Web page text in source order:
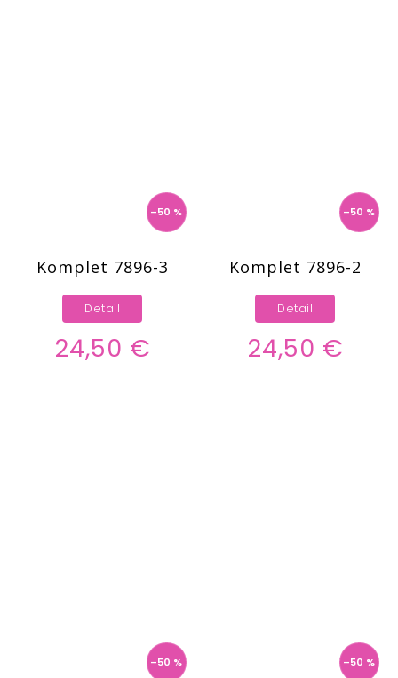
–50 %
Komplet 7896-3
24,50 €
Detail
–50 %
Komplet 7896-2
24,50 €
Detail
–50 % –50 %